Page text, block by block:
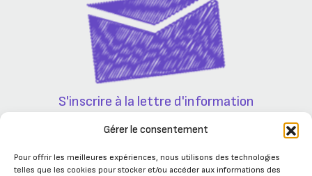
Gérer le consentement
Pour offrir les meilleures expériences, nous utilisons des technologies
telles que les cookies pour stocker et/ou accéder aux informations des
S'inscrire à la lettre d'information